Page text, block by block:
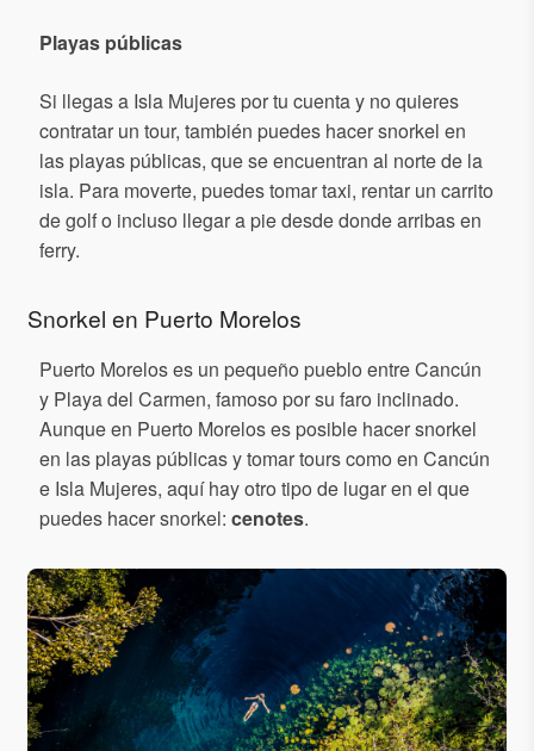
Playas públicas
Si llegas a Isla Mujeres por tu cuenta y no quieres
contratar un tour, también puedes hacer snorkel en
las playas públicas, que se encuentran al norte de la
isla. Para moverte, puedes tomar taxi, rentar un carrito
de golf o incluso llegar a pie desde donde arribas en
ferry.
Snorkel en Puerto Morelos
Puerto Morelos es un pequeño pueblo entre Cancún
y Playa del Carmen, famoso por su faro inclinado.
Aunque en Puerto Morelos es posible hacer snorkel
en las playas públicas y tomar tours como en Cancún
e Isla Mujeres, aquí hay otro tipo de lugar en el que
puedes hacer snorkel: cenotes.